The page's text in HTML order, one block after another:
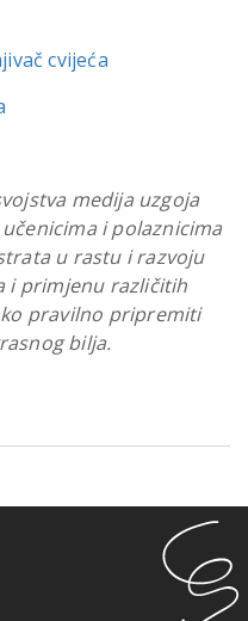
cvijeća
medija uzgoja
i polaznicima
u rastu i razvoju
i primjenu različitih
pravilno pripremiti
bilja.